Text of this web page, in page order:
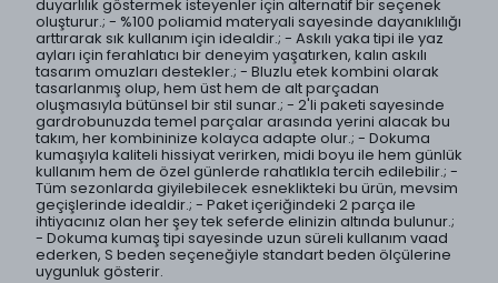
duyarlılık göstermek isteyenler için alternatif bir seçenek
oluşturur.; - %100 poliamid materyali sayesinde dayanıklılığı
arttırarak sık kullanım için idealdir.; - Askılı yaka tipi ile yaz
ayları için ferahlatıcı bir deneyim yaşatırken, kalın askılı
tasarım omuzları destekler.; - Bluzlu etek kombini olarak
tasarlanmış olup, hem üst hem de alt parçadan
oluşmasıyla bütünsel bir stil sunar.; - 2'li paketi sayesinde
gardrobunuzda temel parçalar arasında yerini alacak bu
takım, her kombininize kolayca adapte olur.; - Dokuma
kumaşıyla kaliteli hissiyat verirken, midi boyu ile hem günlük
kullanım hem de özel günlerde rahatlıkla tercih edilebilir.; -
Tüm sezonlarda giyilebilecek esneklikteki bu ürün, mevsim
geçişlerinde idealdir.; - Paket içeriğindeki 2 parça ile
ihtiyacınız olan her şey tek seferde elinizin altında bulunur.;
- Dokuma kumaş tipi sayesinde uzun süreli kullanım vaad
ederken, S beden seçeneğiyle standart beden ölçülerine
uygunluk gösterir.